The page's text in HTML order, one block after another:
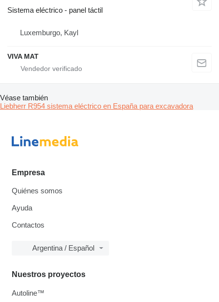
Sistema eléctrico - panel táctil
Luxemburgo, Kayl
VIVA MAT
Véase también
Liebherr R954 sistema eléctrico en España para excavadora
Empresa
Quiénes somos
Ayuda
Contactos
Argentina / Español
Nuestros proyectos
Autoline™